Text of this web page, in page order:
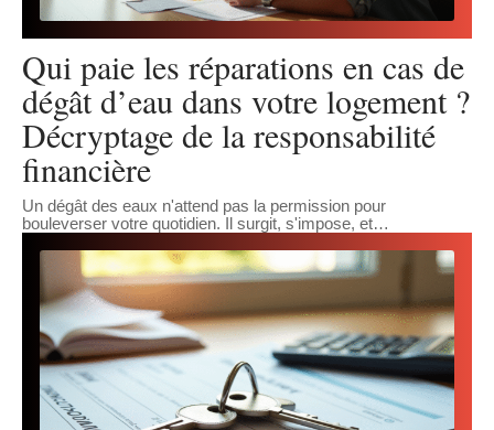
Qui paie les réparations en cas de
dégât d’eau dans votre logement ?
Décryptage de la responsabilité
financière
Un dégât des eaux n'attend pas la permission pour
bouleverser votre quotidien. Il surgit, s'impose, et…